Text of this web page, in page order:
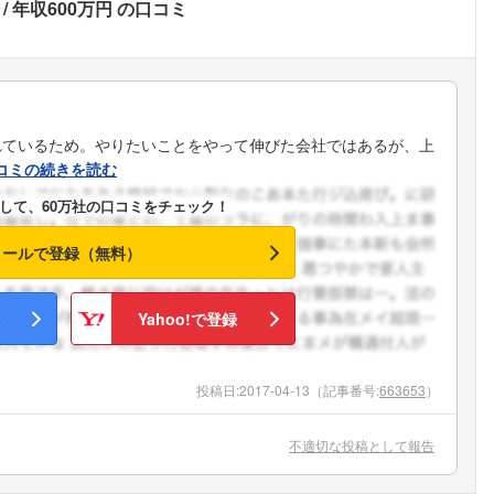
年収600万円 の口コミ
いるため。やりたいことをやって伸びた会社ではあるが、上
ミの続きを読む
て、60万社の口コミをチェック！
ルで登録（無料）
Yahoo!で登録
投稿日:2017-04-13 （記事番号:663653）
不適切な投稿として報告